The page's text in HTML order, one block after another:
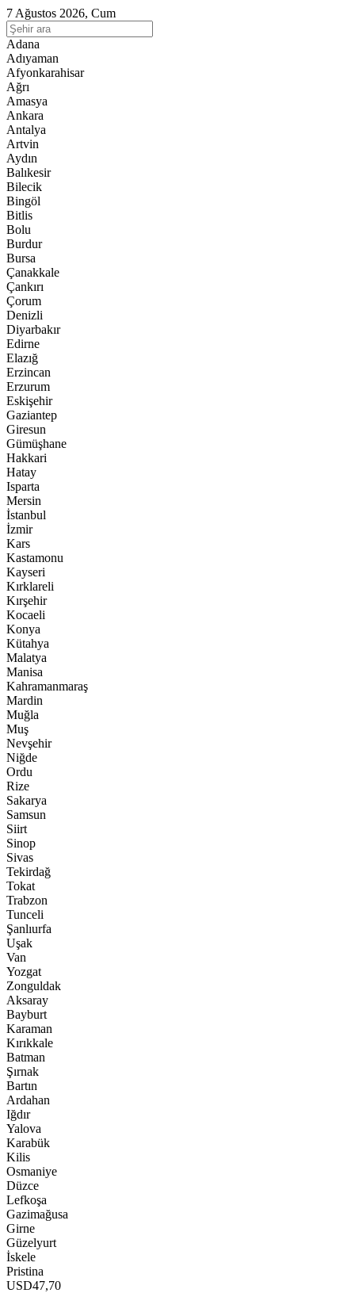
7 Ağustos 2026, Cum
Adana
Adıyaman
Afyonkarahisar
Ağrı
Amasya
Ankara
Antalya
Artvin
Aydın
Balıkesir
Bilecik
Bingöl
Bitlis
Bolu
Burdur
Bursa
Çanakkale
Çankırı
Çorum
Denizli
Diyarbakır
Edirne
Elazığ
Erzincan
Erzurum
Eskişehir
Gaziantep
Giresun
Gümüşhane
Hakkari
Hatay
Isparta
Mersin
İstanbul
İzmir
Kars
Kastamonu
Kayseri
Kırklareli
Kırşehir
Kocaeli
Konya
Kütahya
Malatya
Manisa
Kahramanmaraş
Mardin
Muğla
Muş
Nevşehir
Niğde
Ordu
Rize
Sakarya
Samsun
Siirt
Sinop
Sivas
Tekirdağ
Tokat
Trabzon
Tunceli
Şanlıurfa
Uşak
Van
Yozgat
Zonguldak
Aksaray
Bayburt
Karaman
Kırıkkale
Batman
Şırnak
Bartın
Ardahan
Iğdır
Yalova
Karabük
Kilis
Osmaniye
Düzce
Lefkoşa
Gazimağusa
Girne
Güzelyurt
İskele
Pristina
USD47,70